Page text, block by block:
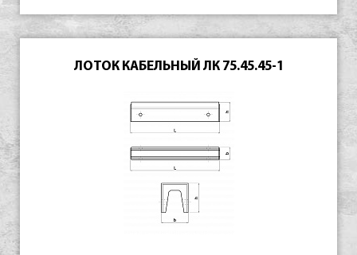
ЛОТОК КАБЕЛЬНЫЙ ЛК 75.45.45-1